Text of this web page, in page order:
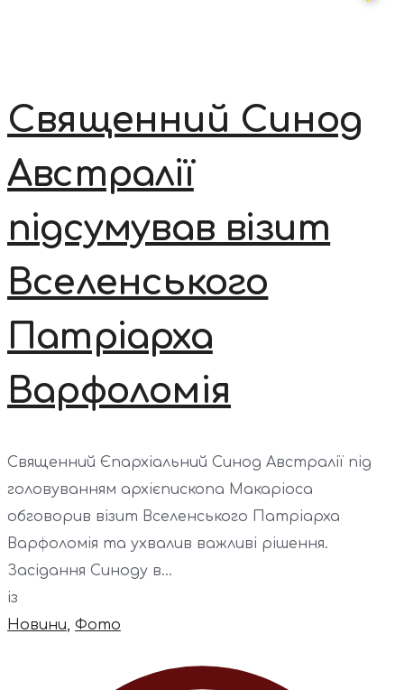
Священний Синод
Австралії
підсумував візит
Вселенського
Патріарха
Варфоломія
Священний Єпархіальний Синод Австралії під
головуванням архієпископа Макаріоса
обговорив візит Вселенського Патріарха
Варфоломія та ухвалив важливі рішення.
Засідання Синоду в...
із
Новини Фото